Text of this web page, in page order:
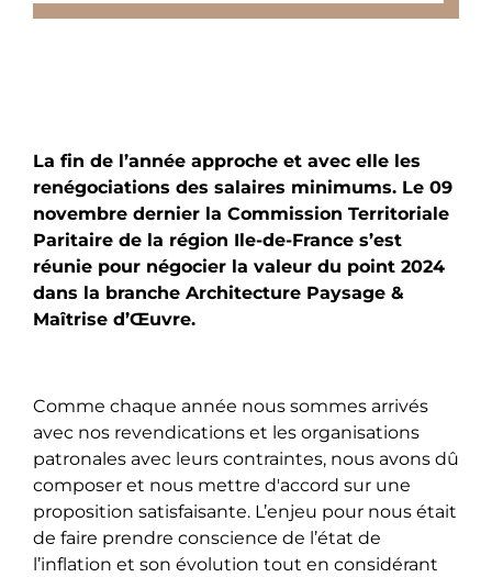
La fin de l’année approche et avec elle les
renégociations des salaires minimums. Le 09
novembre dernier la Commission Territoriale
Paritaire de la région Ile-de-France s’est
réunie pour négocier la valeur du point 2024
dans la branche Architecture Paysage &
Maîtrise d’Œuvre.
Comme chaque année nous sommes arrivés
avec nos revendications et les organisations
patronales avec leurs contraintes, nous avons dû
composer et nous mettre d'accord sur une
proposition satisfaisante. L’enjeu pour nous était
de faire prendre conscience de l’état de
l’inflation et son évolution tout en considérant